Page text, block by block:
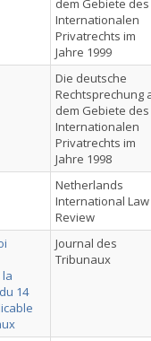
dem Gebiete des
Internationalen
Privatrechts im
Jahre 1999
Die deutsche
Rechtsprechung
dem Gebiete des
Internationalen
Privatrechts im
Jahre 1998
Netherlands
International Law
Review
14
Journal des
Tribunaux